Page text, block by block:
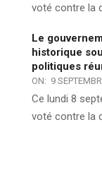
voté contre la
Le
historique
politiques
ON: 9
Ce lundi 8
voté contre la